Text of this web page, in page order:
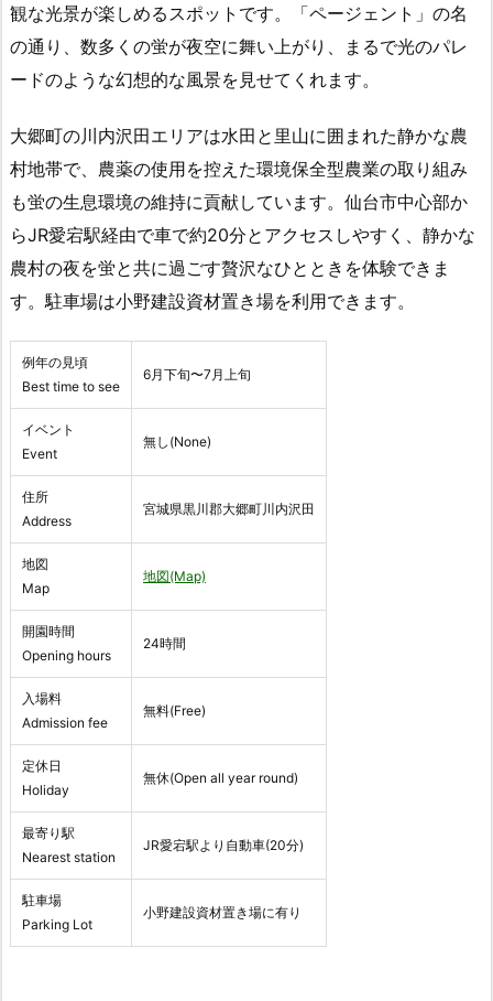
観な光景が楽しめるスポットです。「ページェント」の名
の通り、数多くの蛍が夜空に舞い上がり、まるで光のパレ
ードのような幻想的な風景を見せてくれます。
大郷町の川内沢田エリアは水田と里山に囲まれた静かな農
村地帯で、農薬の使用を控えた環境保全型農業の取り組み
も蛍の生息環境の維持に貢献しています。仙台市中心部か
らJR愛宕駅経由で車で約20分とアクセスしやすく、静かな
農村の夜を蛍と共に過ごす贅沢なひとときを体験できま
す。駐車場は小野建設資材置き場を利用できます。
例年の見頃
Best time to see
6月下旬〜7月上旬
イベント
Event
無し(None)
住所
Address
宮城県黒川郡大郷町川内沢田
地図
Map
地図(Map)
開園時間
Opening hours
24時間
入場料
Admission fee
無料(Free)
定休日
Holiday
無休(Open all year round)
最寄り駅
Nearest station
JR愛宕駅より自動車(20分)
駐車場
Parking Lot
小野建設資材置き場に有り